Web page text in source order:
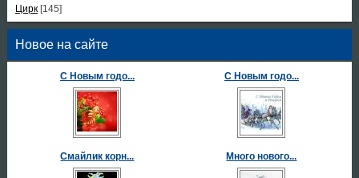
Цирк [145]
Новое на сайте
С Новым годо... С Новым годо...
Смайлик корн... Много нового...